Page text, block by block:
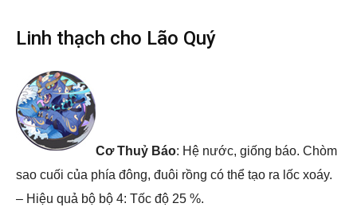
Linh thạch cho Lão Quý
Cơ Thuỷ Báo: Hệ nước, giống báo. Chòm
sao cuối của phía đông, đuôi rồng có thể tạo ra lốc xoáy.
– Hiệu quả bộ bộ 4: Tốc độ 25 %.